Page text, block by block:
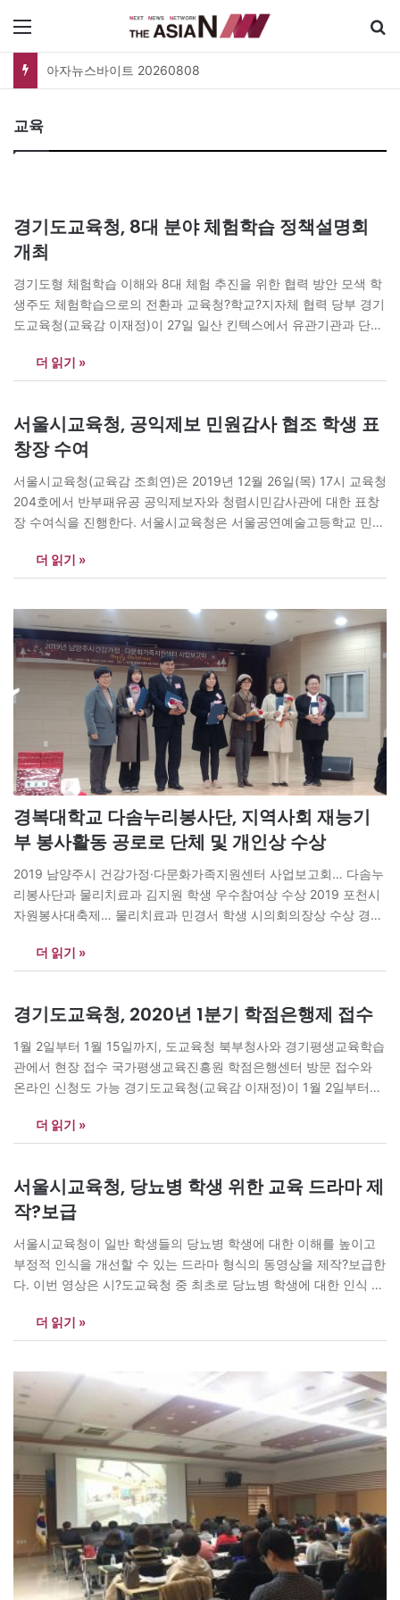
교육
경기도교육청, 8대 분야 체험학습 정책설명회
개최
경기도형 체험학습 이해와 8대 체험 추진을 위한 협력 방안 모색 학
생주도 체험학습으로의 전환과 교육청?학교?지자체 협력 당부 경기
도교육청(교육감 이재정)이 27일 일산 킨텍스에서 유관기관과 단체
안을 모색하는‘8대 분야 체험학습 정책설명회’를 연다. 이번 설명회
는 도내 체험학습 운영 기관과 단체 담당자 등이 참여한 가운데 ▲8
더 읽기 »
서울시교육청, 공익제보 민원감사 협조 학생 표
창장 수여
서울시교육청(교육감 조희연)은 2019년 12월 26일(목) 17시 교육청
204호에서 반부패유공 공익제보자와 청렴시민감사관에 대한 표창
장 수여식을 진행한다. 서울시교육청은 서울공연예술고등학교 민원
서울공연예술고등학교 3학년 백민성 학생에게 표창장을 수여할 계
획이다. 백민성 학생은 2018년 서울공연예술고등학교 학교 밖 부적
장의 비협조로 이루어지지…
더 읽기 »
경복대학교 다솜누리봉사단, 지역사회 재능기
부 봉사활동 공로로 단체 및 개인상 수상
2019 남양주시 건강가정·다문화가족지원센터 사업보고회… 다솜누
리봉사단과 물리치료과 김지원 학생 우수참여상 수상 2019 포천시
자원봉사대축제… 물리치료과 민경서 학생 시의회의장상 수상 경복
‘2019 남양주시 건강가정 ? 다문화가족지원센터 사업보고회’와
‘2019 포천시 자원봉사대축제’에서 다솜누리봉사단과 봉사단 김지
했다고 밝혔다. 다솜누리봉사단 김지원 학생은 ‘2019 남양주시 건강
가정 ? 다문화가족지원센터 사업보고회’에서…
더 읽기 »
경기도교육청, 2020년 1분기 학점은행제 접수
1월 2일부터 1월 15일까지, 도교육청 북부청사와 경기평생교육학습
관에서 현장 접수 국가평생교육진흥원 학점은행센터 방문 접수와
온라인 신청도 가능 경기도교육청(교육감 이재정)이 1월 2일부터
사회 구현을 위한 2020년 1분기 학점은행제 현장 접수를 시작한다.
신청 대상은 ▲학점은행제 학습자로 등록하려는 사람, ▲학습 결과
자격취득을…
더 읽기 »
서울시교육청, 당뇨병 학생 위한 교육 드라마 제
작?보급
서울시교육청이 일반 학생들의 당뇨병 학생에 대한 이해를 높이고
부정적 인식을 개선할 수 있는 드라마 형식의 동영상을 제작?보급한
다. 이번 영상은 시?도교육청 중 최초로 당뇨병 학생에 대한 인식 개
가량의 교직원용 동영상 1편으로 이루어져 일반 학생과 교직원을 대
상으로 제1형 당뇨병에 대한 정보 제공과 부정적인…
더 읽기 »